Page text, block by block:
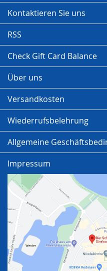
Kontaktieren Sie uns
RSS
Check Gift Card Balance
Über uns
Versandkosten
Wiederrufsbelehrung
Allgemeine
Impressum